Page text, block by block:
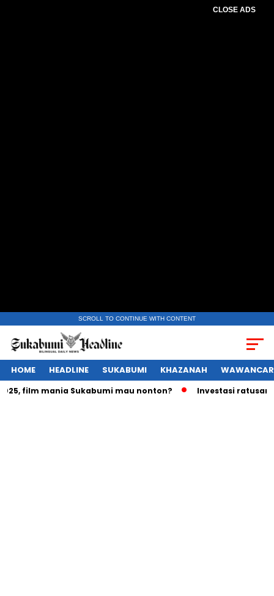
CLOSE ADS
SCROLL TO CONTINUE WITH CONTENT
HOME HEADLINE SUKABUMI KHAZANAH
mania Sukabumi mau nonton? Investasi ratusan